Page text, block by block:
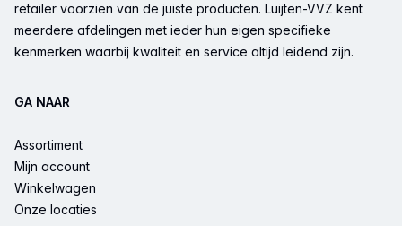
retailer voorzien van de juiste producten. Luijten-VVZ kent
meerdere afdelingen met ieder hun eigen specifieke
kenmerken waarbij kwaliteit en service altijd leidend zijn.
GA NAAR
Assortiment
Mijn account
Winkelwagen
Onze locaties